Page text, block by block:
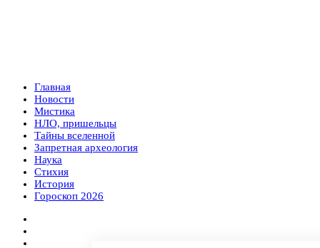
Главная
Новости
Мистика
НЛО, пришельцы
Тайны вселенной
Запретная археология
Наука
Стихия
История
Гороскоп 2026